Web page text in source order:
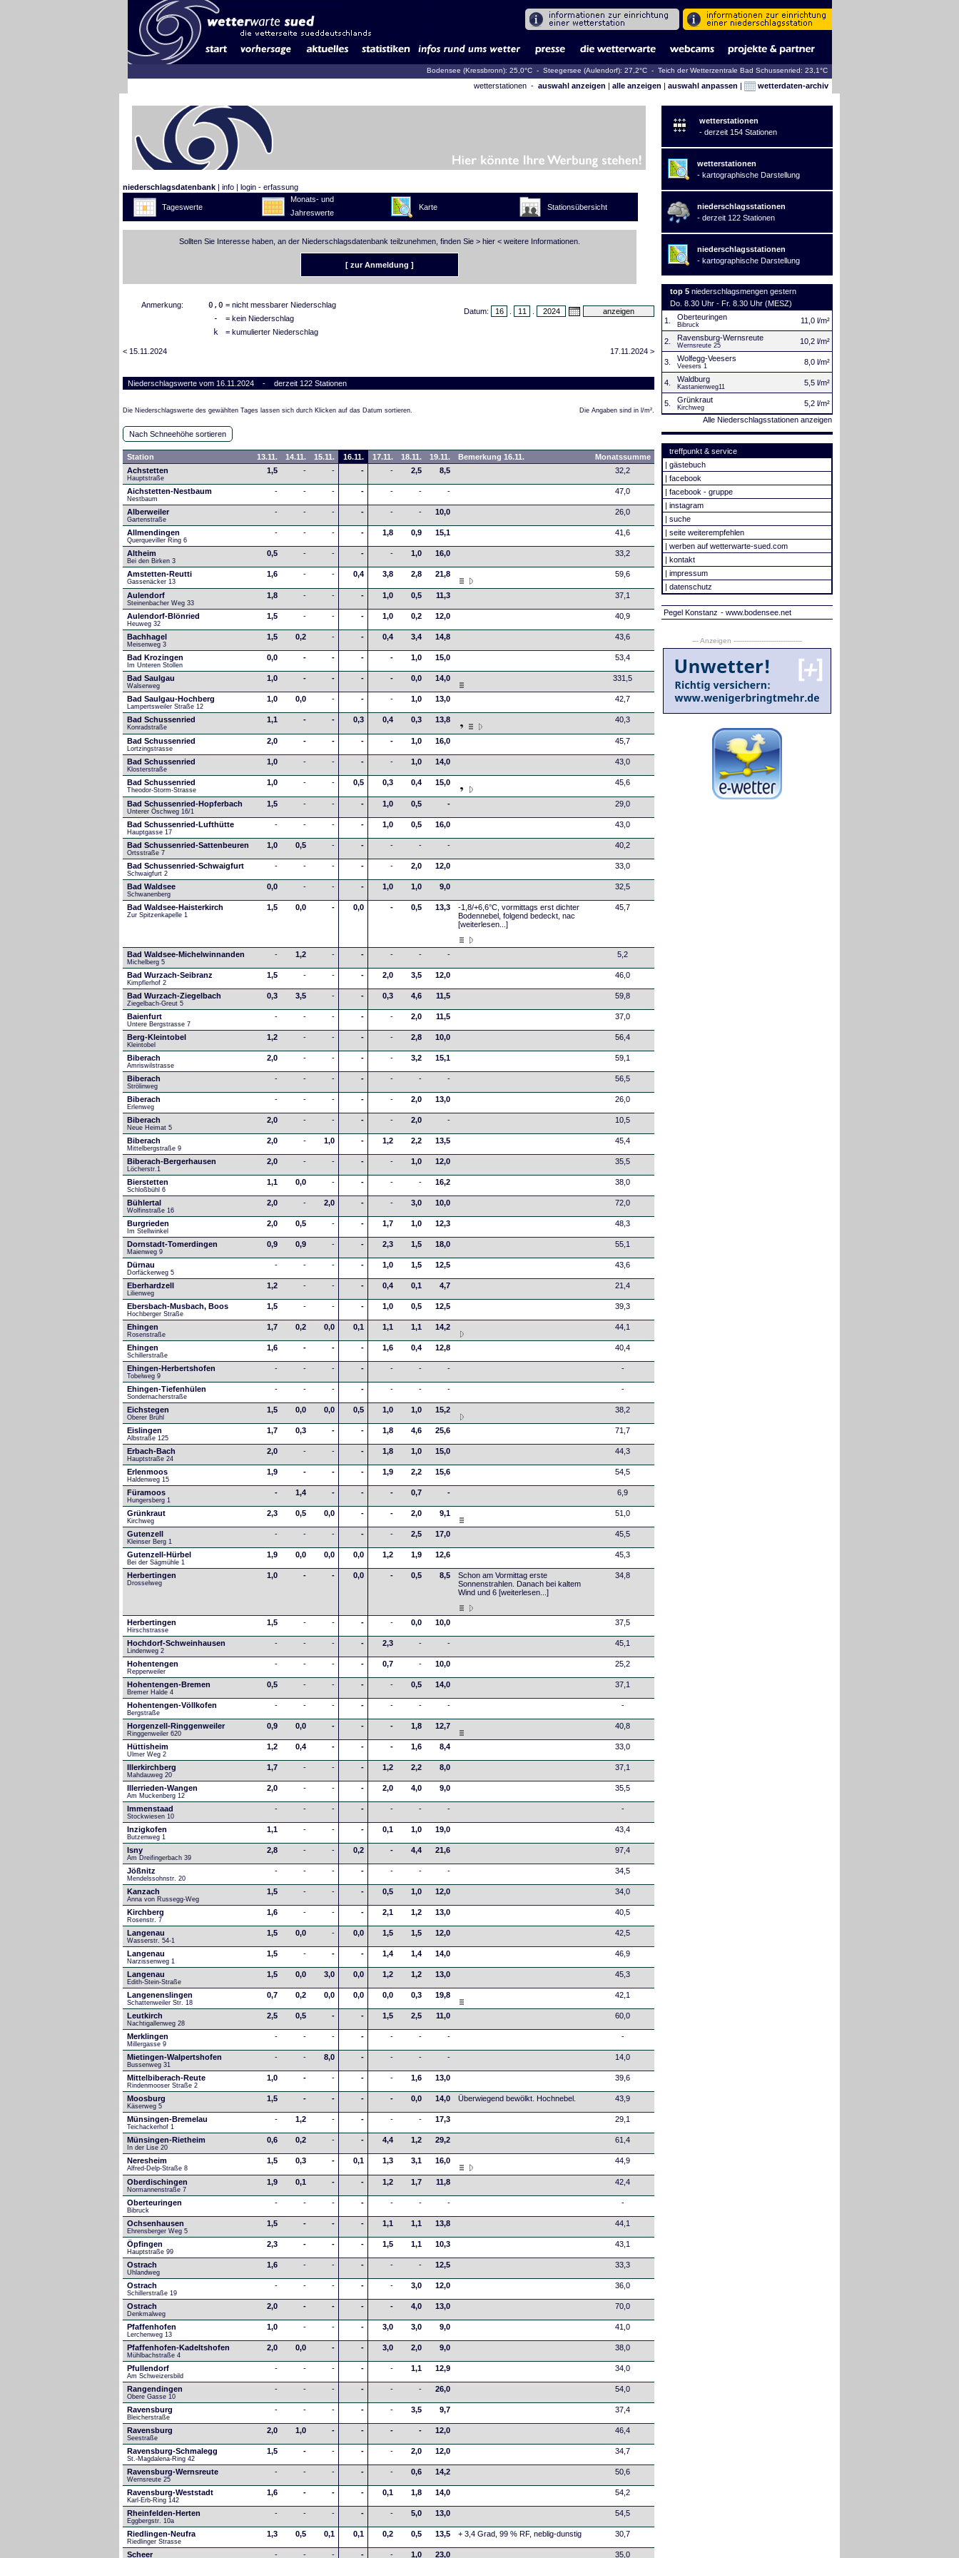
Bodensee (Kressbronn): 25,0°C - Steegersee (Aulendorf): 27,2°C - Teich der Wetterzentrale Bad Schussenried: 23,1°C
wetterstationen - auswahl anzeigen | alle anzeigen | auswahl anpassen | wetterdaten-archiv
niederschlagsdatenbank | info | login - erfassung
Tageswerte
Monats- und
Jahreswerte
Karte Stationsübersicht
Sollten Sie Interesse haben, an der Niederschlagsdatenbank teilzunehmen, finden Sie > hier < weitere Informationen.
[ zur Anmeldung ]
Datum:
Anmerkung: 0,0 = nicht messbarer Niederschlag
- = kein Niederschlag
k = kumulierter Niederschlag
< 15.11.2024 17.11.2024 >
Niederschlagswerte vom 16.11.2024 - derzeit 122 Stationen
Die Niederschlagswerte des gewählten Tages lassen sich durch Klicken auf das Datum sortieren. Die Angaben sind in l/m².
Nach Schneehöhe sortieren
Station 13.11. 14.11. 15.11. 16.11. 17.11. 18.11. 19.11. Bemerkung 16.11.
Monatssumme
Achstetten
Hauptstraße
1,5 - - - - 2,5 8,5 32,2
Aichstetten-Nestbaum
Nestbaum
- - - - - - - 47,0
Alberweiler
Gartenstraße
- - - - - - 10,0 26,0
Allmendingen
Querqueviller Ring 6
- - - - 1,8 0,9 15,1 41,6
Altheim
Bei den Birken 3
0,5 - - - - 1,0 16,0 33,2
Amstetten-Reutti
Gassenäcker 13
1,6 - - 0,4 3,8 2,8 21,8 59,6
Aulendorf
Steinenbacher Weg 33
1,8 - - - 1,0 0,5 11,3 37,1
Aulendorf-Blönried
Heuweg 32
1,5 - - - 1,0 0,2 12,0 40,9
Bachhagel
Meisenweg 3
1,5 0,2 - - 0,4 3,4 14,8 43,6
Bad Krozingen
Im Unteren Stollen
0,0 - - - - 1,0 15,0 53,4
Bad Saulgau
Walserweg
1,0 - - - - 0,0 14,0 331,5
Bad Saulgau-Hochberg
Lampertsweiler Straße 12
1,0 0,0 - - - 1,0 13,0 42,7
Bad Schussenried
Konradstraße
1,1 - - 0,3 0,4 0,3 13,8 40,3
Bad Schussenried
Lortzingstrasse
2,0 - - - - 1,0 16,0 45,7
Bad Schussenried
Klosterstraße
1,0 - - - - 1,0 14,0 43,0
Bad Schussenried
Theodor-Storm-Strasse
1,0 - - 0,5 0,3 0,4 15,0 45,6
Bad Schussenried-Hopferbach
Unterer Öschweg 16/1
1,5 - - - 1,0 0,5 - 29,0
Bad Schussenried-Lufthütte
Hauptgasse 17
- - - - 1,0 0,5 16,0 43,0
Bad Schussenried-Sattenbeuren
Ortsstraße 7
1,0 0,5 - - - - - 40,2
Bad Schussenried-Schwaigfurt
Schwaigfurt 2
- - - - - 2,0 12,0 33,0
Bad Waldsee
Schwanenberg
0,0 - - - 1,0 1,0 9,0 32,5
Bad Waldsee-Haisterkirch
Zur Spitzenkapelle 1
1,5 0,0 - 0,0 - 0,5 13,3
-1,8/+6,6°C, vormittags erst dichter
Bodennebel, folgend bedeckt, nac
[weiterlesen...]
45,7
Bad Waldsee-Michelwinnanden
Michelberg 5
- 1,2 - - - - - 5,2
Bad Wurzach-Seibranz
Kimpflerhof 2
1,5 - - - 2,0 3,5 12,0 46,0
Bad Wurzach-Ziegelbach
Ziegelbach-Greut 5
0,3 3,5 - - 0,3 4,6 11,5 59,8
Baienfurt
Untere Bergstrasse 7
- - - - - 2,0 11,5 37,0
Berg-Kleintobel
Kleintobel
1,2 - - - - 2,8 10,0 56,4
Biberach
Amriswilstrasse
2,0 - - - - 3,2 15,1 59,1
Biberach
Strölinweg
- - - - - - - 56,5
Biberach
Erlenweg
- - - - - 2,0 13,0 26,0
Biberach
Neue Heimat 5
2,0 - - - - 2,0 - 10,5
Biberach
Mittelbergstraße 9
2,0 - 1,0 - 1,2 2,2 13,5 45,4
Biberach-Bergerhausen
Löcherstr.1
2,0 - - - - 1,0 12,0 35,5
Bierstetten
Schloßbühl 6
1,1 0,0 - - - - 16,2 38,0
Bühlertal
Wolfinstraße 16
2,0 - 2,0 - - 3,0 10,0 72,0
Burgrieden
Im Stellwinkel
2,0 0,5 - - 1,7 1,0 12,3 48,3
Dornstadt-Tomerdingen
Maienweg 9
0,9 0,9 - - 2,3 1,5 18,0 55,1
Dürnau
Dorfäckerweg 5
- - - - 1,0 1,5 12,5 43,6
Eberhardzell
Lilienweg
1,2 - - - 0,4 0,1 4,7 21,4
Ebersbach-Musbach, Boos
Hochberger Straße
1,5 - - - 1,0 0,5 12,5 39,3
Ehingen
Rosenstraße
1,7 0,2 0,0 0,1 1,1 1,1 14,2 44,1
Ehingen
Schillerstraße
1,6 - - - 1,6 0,4 12,8 40,4
Ehingen-Herbertshofen
Tobelweg 9
- - - - - - - -
Ehingen-Tiefenhülen
Sondernacherstraße
- - - - - - - -
Eichstegen
Oberer Brühl
1,5 0,0 0,0 0,5 1,0 1,0 15,2 38,2
Eislingen
Albstraße 125
1,7 0,3 - - 1,8 4,6 25,6 71,7
Erbach-Bach
Hauptstraße 24
2,0 - - - 1,8 1,0 15,0 44,3
Erlenmoos
Haldenweg 15
1,9 - - - 1,9 2,2 15,6 54,5
Füramoos
Hungersberg 1
- 1,4 - - - 0,7 - 6,9
Grünkraut
Kirchweg
2,3 0,5 0,0 - - 2,0 9,1 51,0
Gutenzell
Kleinser Berg 1
- - - - - 2,5 17,0 45,5
Gutenzell-Hürbel
Bei der Sägmühle 1
1,9 0,0 0,0 0,0 1,2 1,9 12,6 45,3
Herbertingen
Drosselweg
1,0 - - 0,0 - 0,5 8,5
Schon am Vormittag erste
Sonnenstrahlen. Danach bei kaltem
Wind und 6 [weiterlesen...]
34,8
Herbertingen
Hirschstrasse
1,5 - - - - 0,0 10,0 37,5
Hochdorf-Schweinhausen
Lindenweg 2
- - - - 2,3 - - 45,1
Hohentengen
Repperweiler
- - - - 0,7 - 10,0 25,2
Hohentengen-Bremen
Bremer Halde 4
0,5 - - - - 0,5 14,0 37,1
Hohentengen-Völlkofen
Bergstraße
- - - - - - - -
Horgenzell-Ringgenweiler
Ringgenweiler 620
0,9 0,0 - - - 1,8 12,7 40,8
Hüttisheim
Ulmer Weg 2
1,2 0,4 - - - 1,6 8,4 33,0
Illerkirchberg
Mahdauweg 20
1,7 - - - 1,2 2,2 8,0 37,1
Illerrieden-Wangen
Am Muckenberg 12
2,0 - - - 2,0 4,0 9,0 35,5
Immenstaad
Stockwiesen 10
- - - - - - - -
Inzigkofen
Butzenweg 1
1,1 - - - 0,1 1,0 19,0 43,4
Isny
Am Dreifingerbach 39
2,8 - - 0,2 - 4,4 21,6 97,4
Jößnitz
Mendelssohnstr. 20
- - - - - - - 34,5
Kanzach
Anna von Russegg-Weg
1,5 - - - 0,5 1,0 12,0 34,0
Kirchberg
Rosenstr. 7
1,6 - - - 2,1 1,2 13,0 40,5
Langenau
Wasserstr. 54-1
1,5 0,0 - 0,0 1,5 1,5 12,0 42,5
Langenau
Narzissenweg 1
1,5 - - - 1,4 1,4 14,0 46,9
Langenau
Edith-Stein-Straße
1,5 0,0 3,0 0,0 1,2 1,2 13,0 45,3
Langenenslingen
Schattenweiler Str. 18
0,7 0,2 0,0 0,0 0,0 0,3 19,8 42,1
Leutkirch
Nachtigallenweg 28
2,5 0,5 - - 1,5 2,5 11,0 60,0
Merklingen
Millergasse 9
- - - - - - - -
Mietingen-Walpertshofen
Bussenweg 31
- - 8,0 - - - - 14,0
Mittelbiberach-Reute
Rindenmooser Straße 2
1,0 - - - - 1,6 13,0 39,6
Moosburg
Käserweg 5
1,5 - - - - 0,0 14,0 Überwiegend bewölkt. Hochnebel. 43,9
Münsingen-Bremelau
Teichackerhof 1
- 1,2 - - - - 17,3 29,1
Münsingen-Rietheim
In der Lise 20
0,6 0,2 - - 4,4 1,2 29,2 61,4
Neresheim
Alfred-Delp-Straße 8
1,5 0,3 - 0,1 1,3 3,1 16,0 44,9
Oberdischingen
Normannenstraße 7
1,9 0,1 - - 1,2 1,7 11,8 42,4
Oberteuringen
Bibruck
- - - - - - - -
Ochsenhausen
Ehrensberger Weg 5
1,5 - - - 1,1 1,1 13,8 44,1
Öpfingen
Hauptstraße 99
2,3 - - - 1,5 1,1 10,3 43,1
Ostrach
Uhlandweg
1,6 - - - - - 12,5 33,3
Ostrach
Schillerstraße 19
- - - - - 3,0 12,0 36,0
Ostrach
Denkmalweg
2,0 - - - - 4,0 13,0 70,0
Pfaffenhofen
Lerchenweg 13
1,0 - - - 3,0 3,0 9,0 41,0
Pfaffenhofen-Kadeltshofen
Mühlbachstraße 4
2,0 0,0 - - 3,0 2,0 9,0 38,0
Pfullendorf
Am Schweizersbild
- - - - - 1,1 12,9 34,0
Rangendingen
Obere Gasse 10
- - - - - - 26,0 54,0
Ravensburg
Bleicherstraße
- - - - - 3,5 9,7 37,4
Ravensburg
Seestraße
2,0 1,0 - - - - 12,0 46,4
Ravensburg-Schmalegg
St.-Magdalena-Ring 42
1,5 - - - - 2,0 12,0 34,7
Ravensburg-Wernsreute
Wernsreute 25
- - - - - 0,6 14,2 50,6
Ravensburg-Weststadt
Karl-Erb-Ring 142
1,6 - - - 0,1 1,8 14,0 54,2
Rheinfelden-Herten
Eggbergstr. 10a
- - - - - 5,0 13,0 54,5
Riedlingen-Neufra
Riedlinger Strasse
1,3 0,5 0,1 0,1 0,2 0,5 13,5 + 3,4 Grad, 99 % RF, neblig-dunstig 30,7
Scheer - - - - - 1,0 23,0 35,0
wetterstationen
- derzeit 154 Stationen
wetterstationen
- kartographische Darstellung
niederschlagsstationen
- derzeit 122 Stationen
niederschlagsstationen
- kartographische Darstellung
top 5 niederschlagsmengen gestern
Do. 8.30 Uhr - Fr. 8.30 Uhr (MESZ)
1.
Oberteuringen
Bibruck 11,0 l/m²
2. Ravensburg-Wernsreute
Wernsreute 25 10,2 l/m²
3. Wolfegg-Veesers
Veesers 1 8,0 l/m²
4. Waldburg
Kastanienweg11 5,5 l/m²
5. Grünkraut
Kirchweg
5,2 l/m²
Alle Niederschlagsstationen anzeigen
treffpunkt & service
| gästebuch
| facebook
| facebook - gruppe
| instagram
| suche
| seite weiterempfehlen
| werben auf wetterwarte-sued.com
| kontakt
| impressum
| datenschutz
Pegel Konstanz - www.bodensee.net
--- Anzeigen --------------------------------